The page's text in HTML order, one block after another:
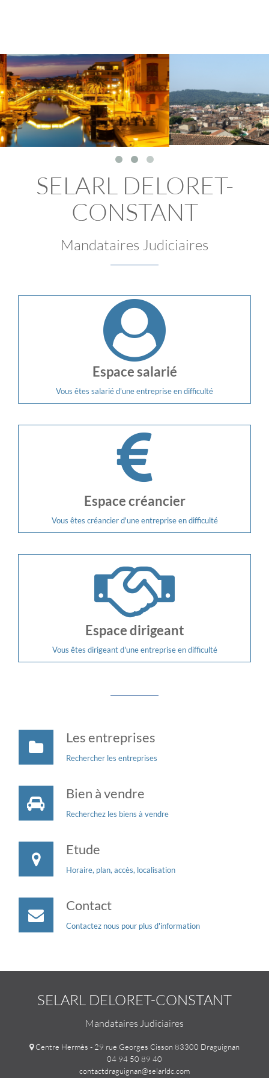
SELARL DELORET-
CONSTANT
Mandataires Judiciaires
Espace salarié
Vous êtes salarié d'une entreprise en difficulté
Espace créancier
Vous êtes créancier d'une entreprise en difficulté
Espace dirigeant
Vous êtes dirigeant d'une entreprise en difficulté
Les entreprises
Rechercher les entreprises
Bien à vendre
Recherchez les biens à vendre
Etude
Horaire, plan, accès, localisation
Contact
Contactez nous pour plus d'information
SELARL DELORET-CONSTANT
Mandataires Judiciaires
Centre Hermès - 29 rue Georges Cisson 83300 Draguignan
04 94 50 89 40
contactdraguignan@selarldc.com